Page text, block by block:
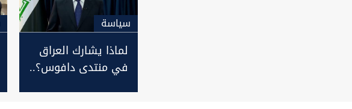
سیاسة
لماذا يشارك العراق
في منتدى دافوس؟..